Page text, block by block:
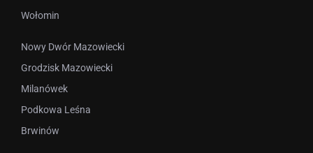
Wołomin
Nowy Dwór Mazowiecki
Grodzisk Mazowiecki
Milanówek
Podkowa Leśna
Brwinów